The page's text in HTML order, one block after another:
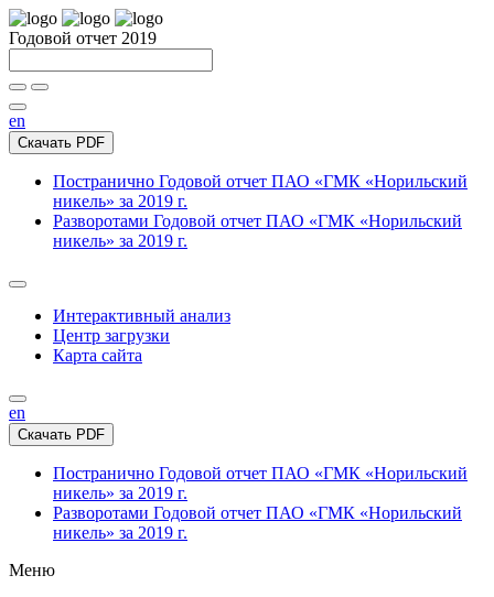
Годовой отчет 2019
en
Скачать PDF
Постранично Годовой отчет ПАО «ГМК «Норильский
никель» за 2019 г.
Разворотами Годовой отчет ПАО «ГМК «Норильский
никель» за 2019 г.
Интерактивный анализ
Центр загрузки
Карта сайта
en
Скачать PDF
Постранично Годовой отчет ПАО «ГМК «Норильский
никель» за 2019 г.
Разворотами Годовой отчет ПАО «ГМК «Норильский
никель» за 2019 г.
Меню